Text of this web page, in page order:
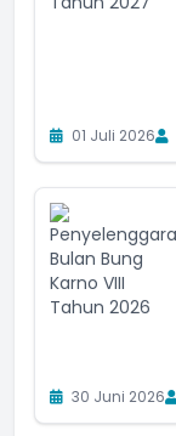
01 Juli 2026
30 Juni 2026